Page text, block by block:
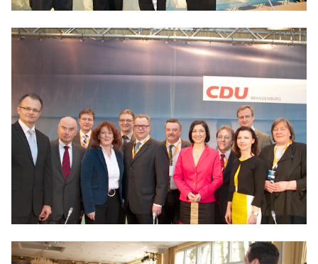
PROGRAMME
WICHTIGE BESCHLÜSSE DER CDU BRANDENBURG
75 JAHRE CDU BRANDENBURG
PRESSE
Mitglied werden